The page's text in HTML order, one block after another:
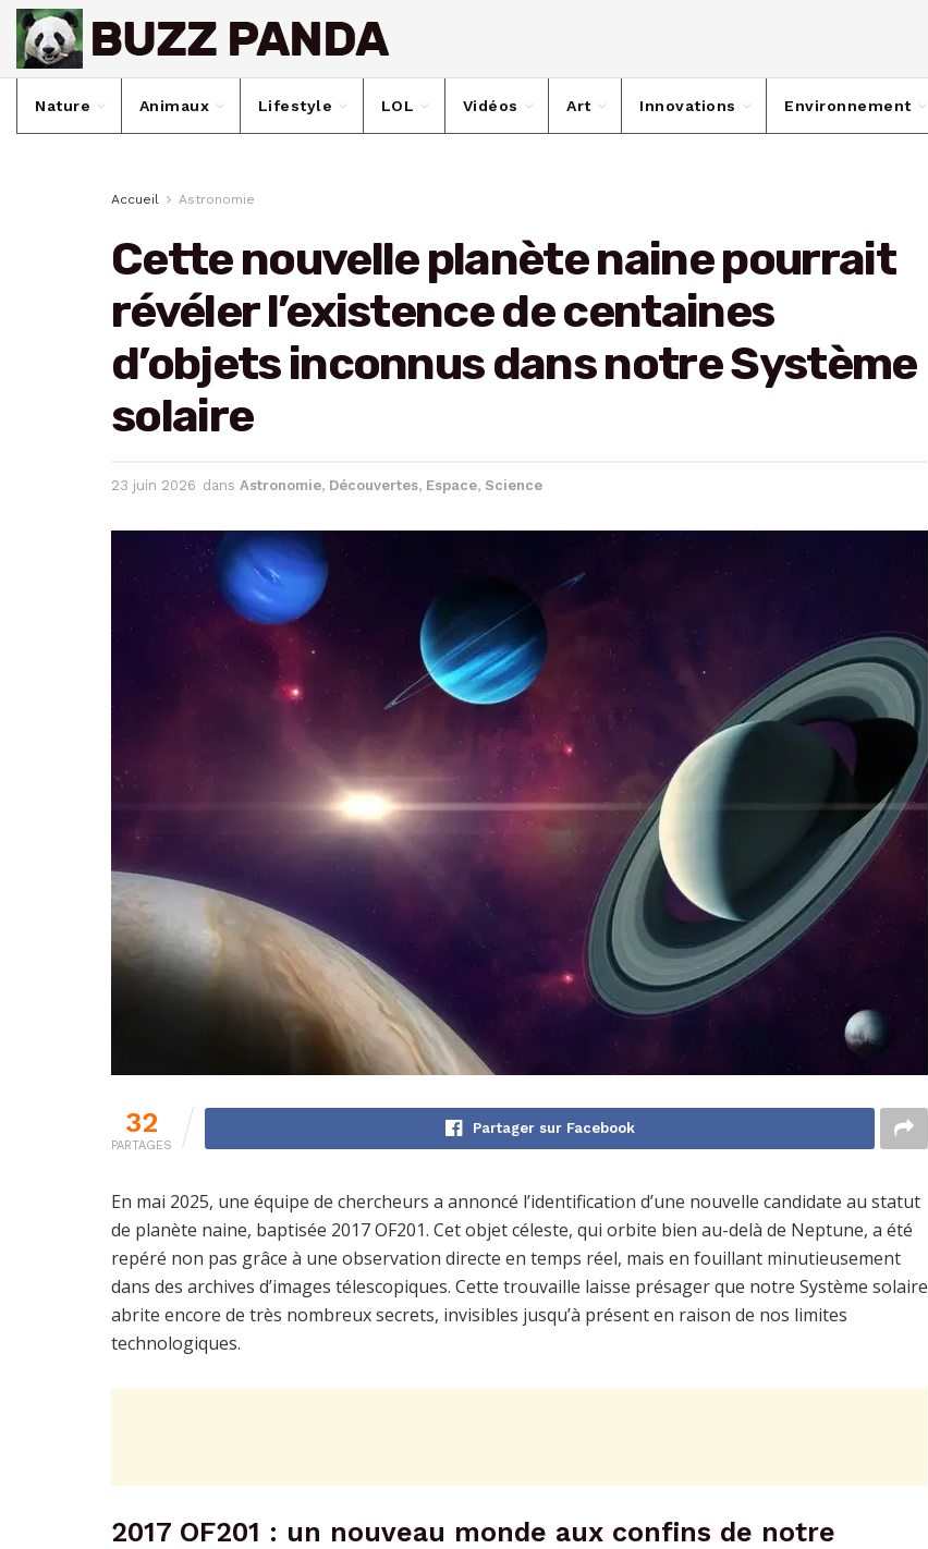
Nature Animaux Lifestyle LOL Vidéos Art Innovations Environnement
Accueil Astronomie
Cette nouvelle planète naine pourrait
révéler l’existence de centaines
d’objets inconnus dans notre Système
solaire
23 juin 2026 dans Astronomie, Découvertes, Espace, Science
32
PARTAGES
Partager sur Facebook
En mai 2025, une équipe de chercheurs a annoncé l’identification d’une nouvelle candidate au statut
de planète naine, baptisée 2017 OF201. Cet objet céleste, qui orbite bien au-delà de Neptune, a été
repéré non pas grâce à une observation directe en temps réel, mais en fouillant minutieusement
dans des archives d’images télescopiques. Cette trouvaille laisse présager que notre Système solaire
abrite encore de très nombreux secrets, invisibles jusqu’à présent en raison de nos limites
technologiques.
2017 OF201 : un nouveau monde aux confins de notre